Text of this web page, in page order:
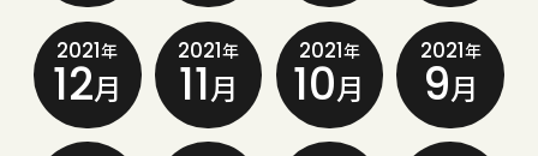
2021年
12月
2021年
11月
2021年
10月
2021年
9月